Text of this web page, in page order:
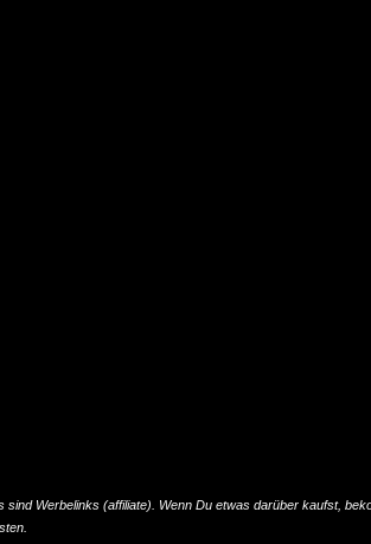
Werbelinks (affiliate). Wenn Du etwas darüber kaufst,